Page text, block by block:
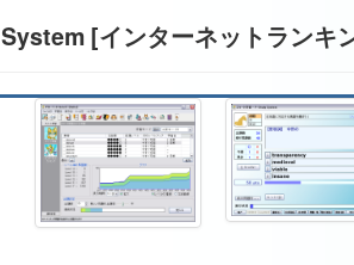
[インターネットランキ